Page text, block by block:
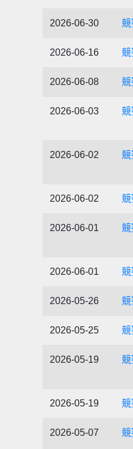
2026-06-30
2026-06-16
2026-06-08
2026-06-03
2026-06-02
2026-06-02
2026-06-01
2026-06-01
2026-05-26
2026-05-25
2026-05-19
2026-05-19
2026-05-07